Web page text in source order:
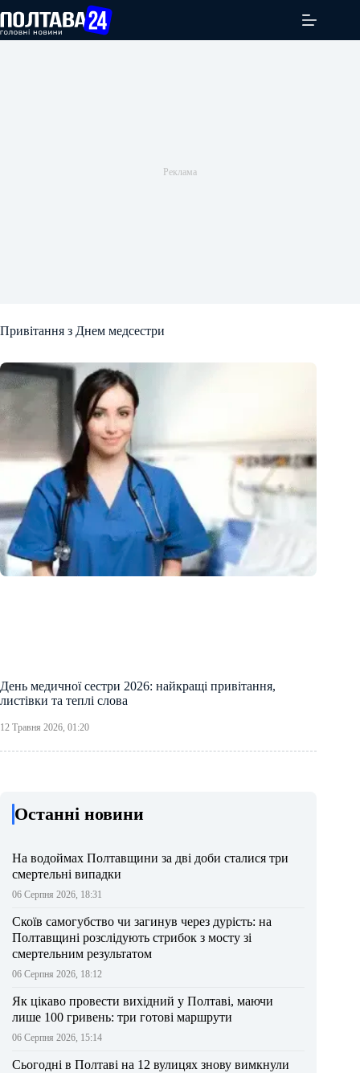
вмісту
Привітання з Днем медсестри
День медичної сестри 2026: найкращі привітання,
листівки та теплі слова
12 Травня 2026, 01:20
Останні новини
На водоймах Полтавщини за дві доби сталися три
смертельні випадки
06 Серпня 2026, 18:31
Скоїв самогубство чи загинув через дурість: на
Полтавщині розслідують стрибок з мосту зі
смертельним результатом
06 Серпня 2026, 18:12
Як цікаво провести вихідний у Полтаві, маючи
лише 100 гривень: три готові маршрути
06 Серпня 2026, 15:14
Сьогодні в Полтаві на 12 вулицях знову вимкнули